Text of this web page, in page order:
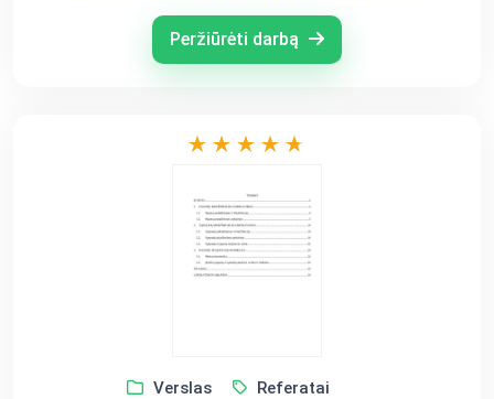
Peržiūrėti darbą
Verslas Referatai